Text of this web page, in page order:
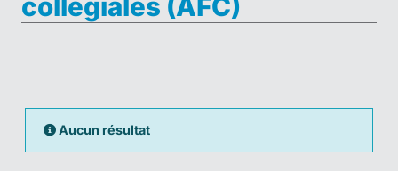
Aucun résultat